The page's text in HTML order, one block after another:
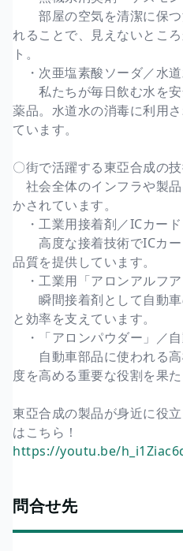
部屋の空気を清潔に保つ
れることで、見えないとこ
ト。
・次亜塩素酸ソーダ／水
私たちが毎日飲む水を安
薬品。水道水の消毒に利用
ています。
〇街で活躍する東亞合成の
社会全体のインフラや製
かされています。
・工業用接着剤／ICカード
高度な接着技術でICカー
品質を提供しています。
・工業用「アロンアルフ
瞬間接着剤として自動車
と効率を支えています。
・「アロンパウダー」／
自動車部品に使われる高
度を高める重要な役割を果た
東亞合成の製品が身近に役
はこちら！
https://youtu.be/
問合せ先